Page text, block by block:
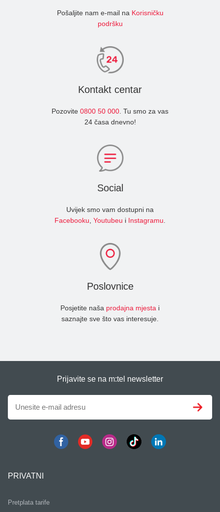
Pošaljite nam e-mail na Korisničku
podršku
Kontakt centar
Pozovite 0800 50 000 . Tu smo za vas
24 časa dnevno!
Social
Uvijek smo vam dostupni na
Facebooku Youtubeu i Instagramu
Poslovnice
Posjetite naša prodajna mjesta i
saznajte sve što vas interesuje.
Prijavite se na m:tel newsletter
PRIVATNI
Pretplata tarife